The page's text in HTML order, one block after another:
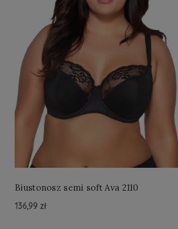
Biustonosz semi soft Ava 2110
136,99 zł